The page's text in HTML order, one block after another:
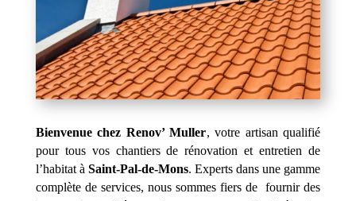
Bienvenue chez Renov’ Muller, votre artisan qualifié
pour tous vos chantiers de rénovation et entretien de
l’habitat à Saint-Pal-de-Mons. Experts dans une gamme
complète de services, nous sommes fiers de fournir des